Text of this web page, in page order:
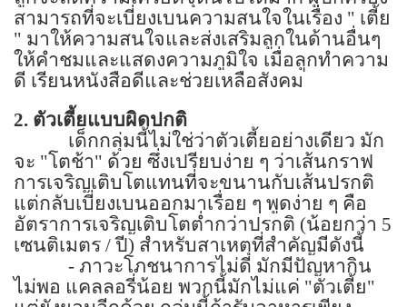
สามารถที่จะเบี่ยงเบนความสนใจในเรื่อง " เตี้ย
" มาให้ความสนใจและส่งเสริมลูกในด้านอื่นๆ
ให้คำชมและแสดงความภูมิใจ เมื่อลูกทำความ
ดี เรียนหนังสือดีและช่วยเหลือสังคม
2. ตัวเตี้ยแบบผิดปกติ
เด็กกลุ่มนี้ไม่ใช่ว่าตัวเตี้ยอย่างเดียว มัก
จะ "โตช้า" ด้วย ซึ่งเปรียบง่าย ๆ ว่าเส้นกราฟ
การเจริญเติบโตแทนที่จะขนานกับเส้นปรกติ
แต่กลับเบี่ยงเบนออกมาเรื่อย ๆ พูดง่าย ๆ คือ
อัตราการเจริญเติบโตต่ำกว่าปรกติ (น้อยกว่า 5
เซนติเมตร / ปี) สำหรับสาเหตุที่สำคัญมีดังนี้
- ภาวะโภชนาการไม่ดี มักมีปัญหากิน
ไม่พอ แคลลอรี่น้อย พวกนี้มักไม่แค่ "ตัวเตี้ย"